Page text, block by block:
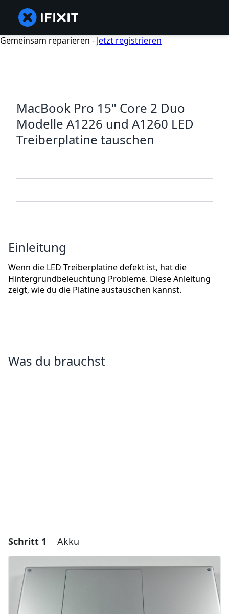
Gemeinsam reparieren - Jetzt registrieren
MacBook Pro 15" Core 2 Duo
Modelle A1226 und A1260 LED
Treiberplatine tauschen
Einleitung
Wenn die LED Treiberplatine defekt ist, hat die
Hintergrundbeleuchtung Probleme. Diese Anleitung
zeigt, wie du die Platine austauschen kannst.
Was du brauchst
Schritt 1 Akku